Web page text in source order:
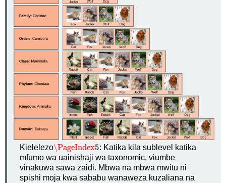
Kielelezo\PageIndex5
\PageIndex5: Katika kila sublevel katika
mfumo wa uainishaji wa taxonomic, viumbe
vinakuwa sawa zaidi. Mbwa na mbwa mwitu ni
spishi moja kwa sababu wanaweza kuzaliana na